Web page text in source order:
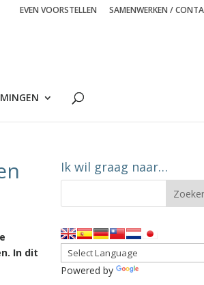
EVEN VOORSTELLEN SAMENWERKEN /
In dit
Ik wil graag naar…
Powered by